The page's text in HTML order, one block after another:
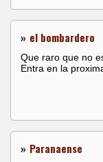
» el bombardero
Que raro que no
Entra en la
» Paranaense